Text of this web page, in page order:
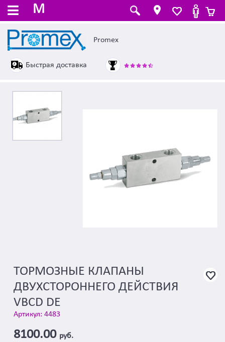
M
Promex
Быстрая доставка
ТОРМОЗНЫЕ КЛАПАНЫ
ДВУХСТОРОННЕГО ДЕЙСТВИЯ
VBCD DE
Артикул: 4483
8100.00 руб.